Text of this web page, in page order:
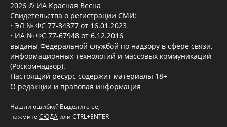
2026 © ИА Красная Весна
Свидетельства о регистрации СМИ:
• ЭЛ № ФС 77-84377 от 16.01.2023
• ИА № ФС 77-67948 от 6.12.2016
выданы Федеральной службой по надзору в сфере связи,
информационных технологий и массовых коммуникаций
(Роскомнадзор).
Настоящий ресурс содержит материалы 18+
О редакции и правовая информация
Нашли ошибку? Выделите ее,
нажмите СЮДА или CTRL+ENTER